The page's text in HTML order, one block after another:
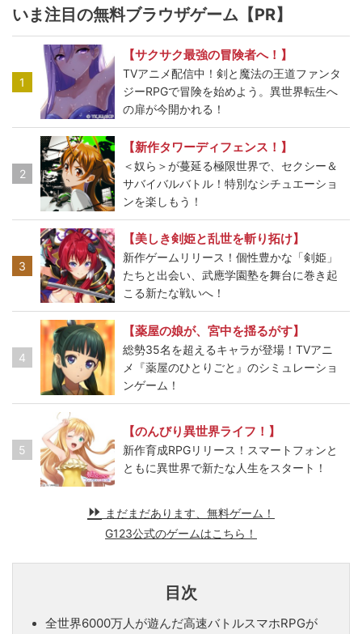
いま注目の無料ブラウザゲーム【PR】
1
【サクサク最強の冒険者へ！】
TVアニメ配信中！剣と魔法の王道ファンタ
ジーRPGで冒険を始めよう。異世界転生へ
の扉が今開かれる！
2
【新作タワーディフェンス！】
＜奴ら＞が蔓延る極限世界で、セクシー＆
サバイバルバトル！特別なシチュエーショ
ンを楽しもう！
3
【美しき剣姫と乱世を斬り拓け】
新作ゲームリリース！個性豊かな「剣姫」
たちと出会い、武應学園塾を舞台に巻き起
こる新たな戦いへ！
4
【薬屋の娘が、宮中を揺るがす】
総勢35名を超えるキャラが登場！TVアニ
メ『薬屋のひとりごと』のシミュレーショ
ンゲーム！
5
【のんびり異世界ライフ！】
新作育成RPGリリース！スマートフォンと
ともに異世界で新たな人生をスタート！
まだまだあります、無料ゲーム！
G123公式のゲームはこちら！
目次
全世界6000万人が遊んだ高速バトルスマホRPGが